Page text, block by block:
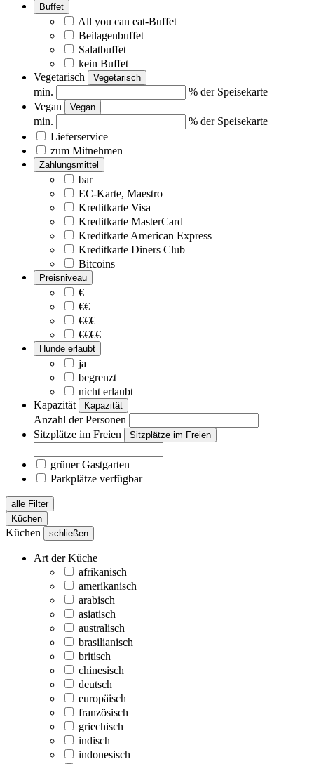
Buffet
All you can eat-Buffet
Beilagenbuffet
Salatbuffet
kein Buffet
Vegetarisch
Vegetarisch
min.
% der Speisekarte
Vegan
Vegan
min.
% der Speisekarte
Lieferservice
zum Mitnehmen
Zahlungsmittel
bar
EC-Karte, Maestro
Kreditkarte Visa
Kreditkarte MasterCard
Kreditkarte American Express
Kreditkarte Diners Club
Bitcoins
Preisniveau
€
€€
€€€
€€€€
Hunde erlaubt
ja
begrenzt
nicht erlaubt
Kapazität
Kapazität
Anzahl der Personen
Sitzplätze im Freien
Sitzplätze im Freien
grüner Gastgarten
Parkplätze verfügbar
alle Filter
Küchen
Küchen schließen
Art der Küche
afrikanisch
amerikanisch
arabisch
asiatisch
australisch
brasilianisch
britisch
chinesisch
deutsch
europäisch
französisch
griechisch
indisch
indonesisch